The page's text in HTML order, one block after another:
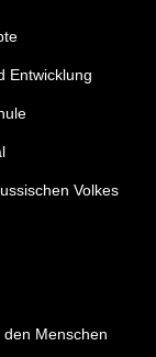
Entwicklung
Volkes
Menschen